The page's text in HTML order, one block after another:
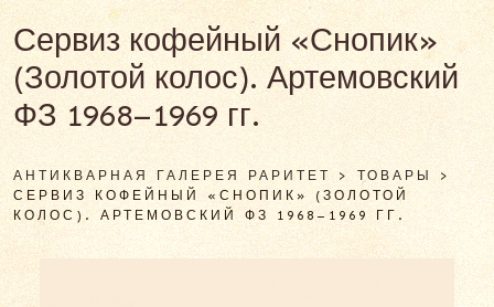
Сервиз кофейный «Снопик»
(Золотой колос). Артемовский
ФЗ 1968–1969 гг.
АНТИКВАРНАЯ ГАЛЕРЕЯ РАРИТЕТ >ТОВАРЫ >
СЕРВИЗ КОФЕЙНЫЙ «СНОПИК» (ЗОЛОТОЙ
КОЛОС). АРТЕМОВСКИЙ ФЗ 1968–1969 ГГ.